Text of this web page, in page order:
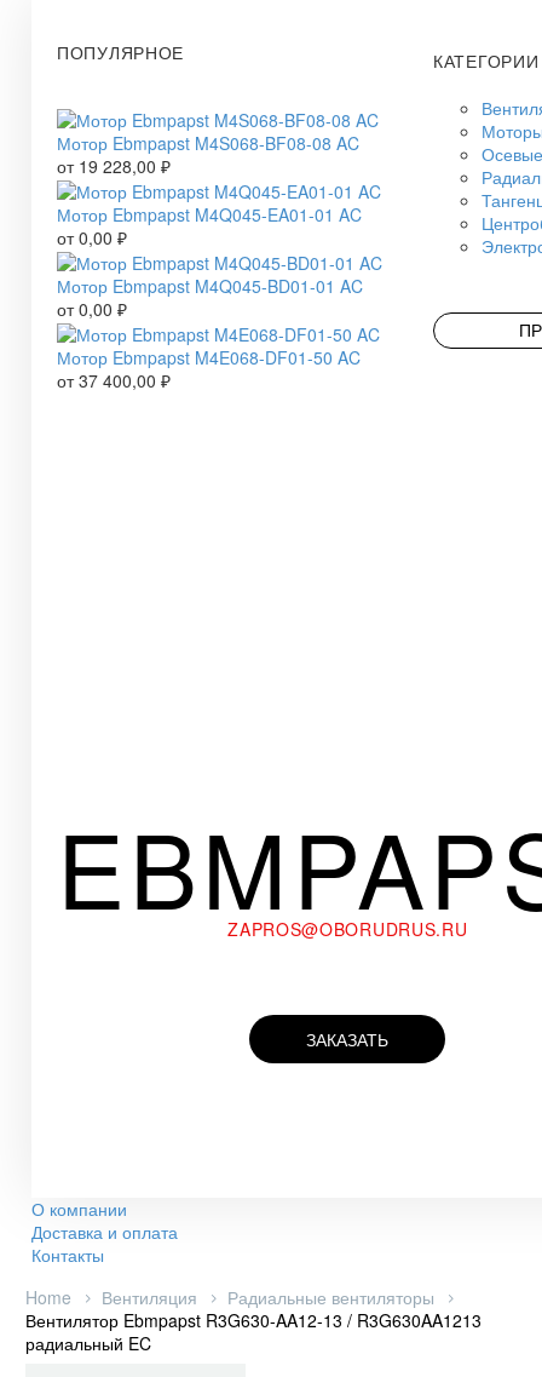
ПОПУЛЯРНОЕ
Мотор Ebmpapst M4S068-BF08-08 AC
от 19 228,00 ₽
Мотор Ebmpapst M4Q045-EA01-01 AC
от0,00 ₽
Мотор Ebmpapst M4Q045-BD01-01 AC
от0,00 ₽
Мотор Ebmpapst M4E068-DF01-50 AC
от37 400,00 ₽
КАТЕГОРИИ
ZAPROS@OBORUDRUS.RU
ЗАКАЗАТЬ
О компании
Доставка и оплата
Контакты
Home
Вентиляция
Радиальные вентиляторы
Вентилятор Ebmpapst R3G630-AA12-13 / R3G630AA1213
радиальный EC